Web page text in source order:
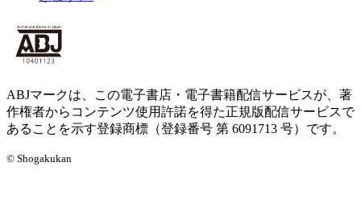
ABJマークは、この電子書店・電子書籍配信サービスが、著
作権者からコンテンツ使用許諾を得た正規版配信サービスで
あることを示す登録商標（登録番号 第 6091713 号）です。
© Shogakukan